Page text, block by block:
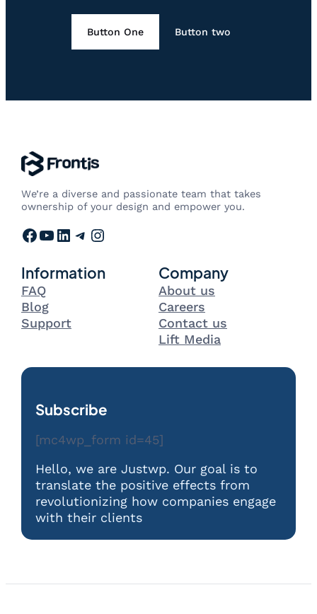
Button One Button two
We’re a diverse and passionate team that takes
ownership of your design and empower you.
Facebook YouTube LinkedIn Telegram Instagram
Information
FAQ
Blog
Support
Company
About us
Careers
Contact us
Lift Media
Subscribe
[mc4wp_form id=45]
Hello, we are Justwp. Our goal is to
translate the positive effects from
revolutionizing how companies engage
with their clients